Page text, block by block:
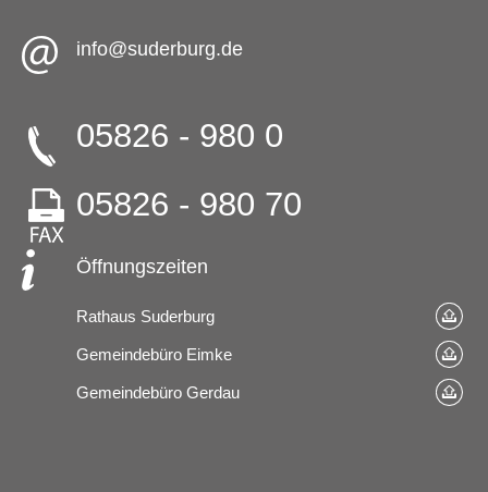
info@suderburg.de
05826 - 980 0
05826 - 980 70
Öffnungszeiten
Rathaus Suderburg
Gemeindebüro Eimke
Gemeindebüro Gerdau